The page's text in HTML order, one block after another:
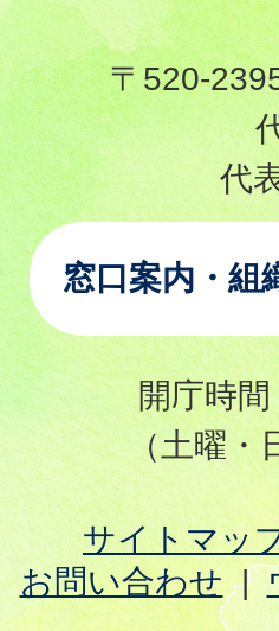
〒520-
代
窓口案内・組
開庁時
（土曜・
サイトマッ
お問い合わせ